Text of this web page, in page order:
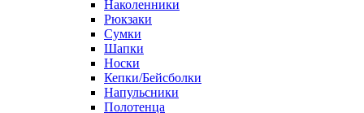
Наколенники
Рюкзаки
Сумки
Шапки
Носки
Кепки/Бейсболки
Напульсники
Полотенца